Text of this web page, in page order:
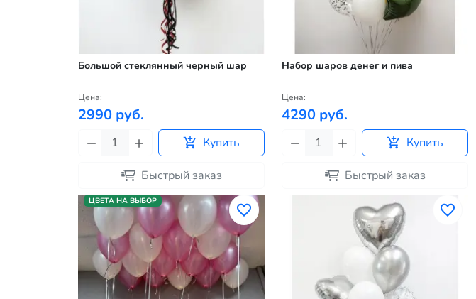
Большой стеклянный черный шар
Цена:
2990 руб.
Купить
Быстрый заказ
Набор шаров денег и пива
Цена:
4290 руб.
Купить
Быстрый заказ
ЦВЕТА НА ВЫБОР